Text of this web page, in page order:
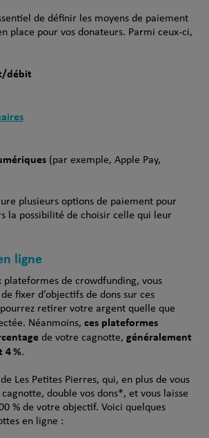
de définir les moyens de paiement
place pour vos donateurs. Parmi ceux-ci,
débit
(par exemple, Apple Pay,
plusieurs options de paiement pour
la possibilité de choisir celle qui leur
ligne
de crowdfunding, vous
de fixer d’objectifs de dons sur ces
retirer votre argent quelle que
Néanmoins, ces plateformes
de votre cagnotte, généralement
4 %.
de Les Petites Pierres, qui, en plus de vous
double vos dons*, et vous laisse
% de votre objectif. Voici quelques
en ligne :